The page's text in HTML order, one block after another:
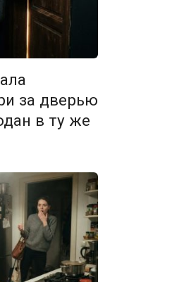
за дверью
в ту же